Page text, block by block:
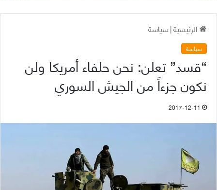
الرئيسية|سياسة
سياسة
“قسد” تعلن: نحن حلفاء أمريكا ولن
نكون جزءاً من الجيش السوري
2017-12-11